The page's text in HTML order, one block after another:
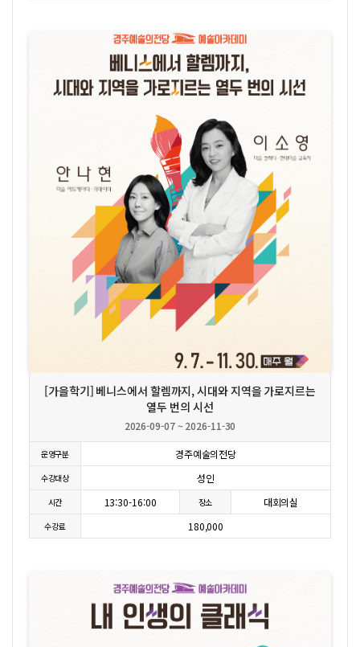
상세보기
[가을학기] 베니스에서 할렘까지, 시대와 지역을 가로지르는
열두 번의 시선
2026-09-07 ~ 2026-11-30
운영구분 경주예술의전당
수강대상 성인
시간 13:30-16:00 장소 대회의실
수강료 180,000